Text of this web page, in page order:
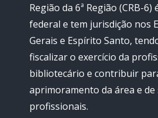
Região da 6ª Região (CRB-
federal e tem jurisdição nos
Gerais e Espírito Santo,
fiscalizar o exercício da
bibliotecário e contribuir
aprimoramento da área e de
profissionais.